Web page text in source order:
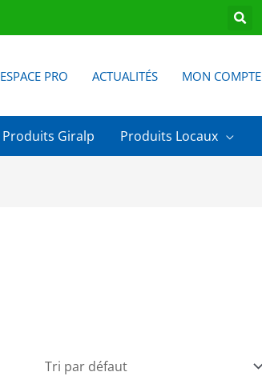
ESPACE PRO ACTUALITÉS MON COMPTE
Produits Giralp Produits Locaux